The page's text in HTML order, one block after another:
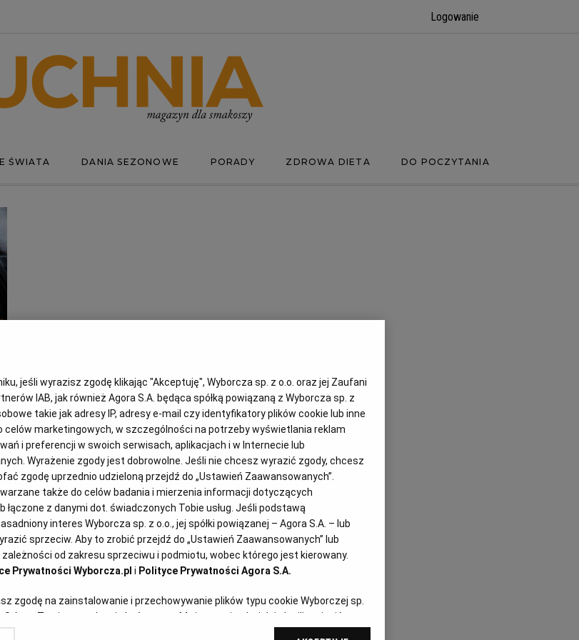
Logowanie
ŚWIATA DANIA SEZONOWE PORADY ZDROWA DIETA DO POCZYTANIA
Steki z kalafiora
Anna Gaik 17.10.2025
jeśli wyrazisz zgodę klikając "Akceptuję", Wyborcza sp. z o.o. oraz jej Zaufani
IAB, jak również Agora S.A. będąca spółką powiązaną z Wyborcza sp. z
takie jak adresy IP, adresy e-mail czy identyfikatory plików cookie lub inne
marketingowych, w szczególności na potrzeby wyświetlania reklam
i preferencji w swoich serwisach, aplikacjach i w Internecie lub
Wyrażenie zgody jest dobrowolne. Jeśli nie chcesz wyrazić zgody, chcesz
zgodę uprzednio udzieloną przejdź do „Ustawień Zaawansowanych”.
także do celów badania i mierzenia informacji dotyczących
łączone z danymi dot. świadczonych Tobie usług. Jeśli podstawą
interes Wyborcza sp. z o.o., jej spółki powiązanej – Agora S.A. – lub
sprzeciw. Aby to zrobić przejdź do „Ustawień Zaawansowanych” lub
od zakresu sprzeciwu i podmiotu, wobec którego jest kierowany.
Prywatności Wyborcza.pl i Polityce Prywatności Agora S.A.
zgodę na zainstalowanie i przechowywanie plików typu cookie Wyborczej sp.
S.A. na Twoim urządzeniu końcowym. Możesz też w każdej chwili zmienić
wywołując narzędzie do zarządzania Twoimi preferencjami dot.